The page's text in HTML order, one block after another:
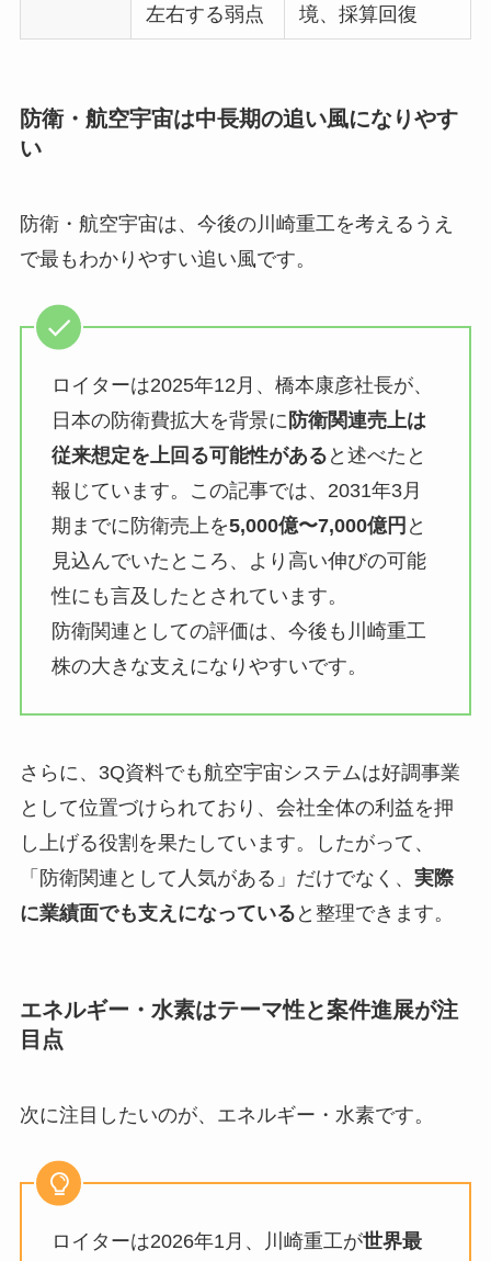
左右する弱点
境、採算回復
防衛・航空宇宙は中長期の追い風になりやす
い
防衛・航空宇宙は、今後の川崎重工を考えるうえ
で最もわかりやすい追い風です。
ロイターは2025年12月、橋本康彦社長が、
日本の防衛費拡大を背景に 防衛関連売上は
従来想定を上回る可能性がある と述べたと
報じています。この記事では、2031年3月
期までに防衛売上を5,000億〜7,000億円 と
見込んでいたところ、より高い伸びの可能
性にも言及したとされています。
防衛関連としての評価は、今後も川崎重工
株の大きな支えになりやすいです。
さらに、3Q資料でも航空宇宙システムは好調事業
として位置づけられており、会社全体の利益を押
し上げる役割を果たしています。したがって、
「防衛関連として人気がある」だけでなく、 実際
に業績面でも支えになっている と整理できます。
エネルギー・水素はテーマ性と案件進展が注
目点
次に注目したいのが、エネルギー・水素です。
ロイターは2026年1月、川崎重工が世界最